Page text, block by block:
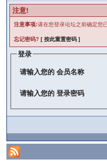
注意!
注意事项:请在您登录论坛之前确定您
忘记密码?[ 按此重置密码 ]
登录
请输入您的 会员名称
请输入您的 登录密码